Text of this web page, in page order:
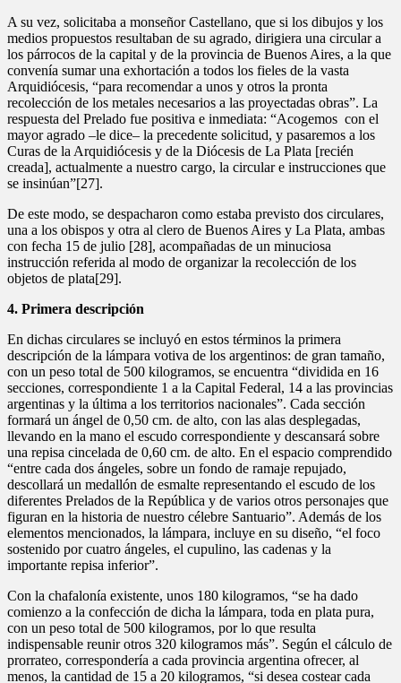
A su vez, solicitaba a monseñor Castellano, que si los dibujos y los
medios propuestos resultaban de su agrado, dirigiera una circular a
los párrocos de la capital y de la provincia de Buenos Aires, a la que
convenía sumar una exhortación a todos los fieles de la vasta
Arquidiócesis, “para recomendar a unos y otros la pronta
recolección de los metales necesarios a las proyectadas obras”. La
respuesta del Prelado fue positiva e inmediata: “Acogemos con el
mayor agrado –le dice– la precedente solicitud, y pasaremos a los
Curas de la Arquidiócesis y de la Diócesis de La Plata [recién
creada], actualmente a nuestro cargo, la circular e instrucciones que
se insinúan”[27].
De este modo, se despacharon como estaba previsto dos circulares,
una a los obispos y otra al clero de Buenos Aires y La Plata, ambas
con fecha 15 de julio [28], acompañadas de un minuciosa
instrucción referida al modo de organizar la recolección de los
objetos de plata[29].
4. Primera descripción
En dichas circulares se incluyó en estos términos la primera
descripción de la lámpara votiva de los argentinos: de gran tamaño,
con un peso total de 500 kilogramos, se encuentra “dividida en 16
secciones, correspondiente 1 a la Capital Federal, 14 a las provincias
argentinas y la última a los territorios nacionales”. Cada sección
formará un ángel de 0,50 cm. de alto, con las alas desplegadas,
llevando en la mano el escudo correspondiente y descansará sobre
una repisa cincelada de 0,60 cm. de alto. En el espacio comprendido
“entre cada dos ángeles, sobre un fondo de ramaje repujado,
descollará un medallón de esmalte representando el escudo de los
diferentes Prelados de la República y de varios otros personajes que
figuran en la historia de nuestro célebre Santuario”. Además de los
elementos mencionados, la lámpara, incluye en su diseño, “el foco
sostenido por cuatro ángeles, el cupulino, las cadenas y la
importante repisa inferior”.
Con la chafalonía existente, unos 180 kilogramos, “se ha dado
comienzo a la confección de dicha la lámpara, toda en plata pura,
con un peso total de 500 kilogramos, por lo que resulta
indispensable reunir otros 320 kilogramos más”. Según el cálculo de
prorrateo, correspondería a cada provincia argentina ofrecer, al
menos, la cantidad de 15 a 20 kilogramos, “si desea costear cada